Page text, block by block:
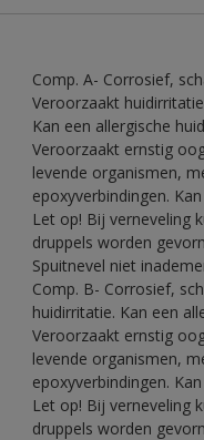
Comp. A- Corrosief,
Veroorzaakt
Kan een allergische
Veroorzaakt ernstig
levende organismen,
epoxyverbindingen.
Let op! Bij verneveling
druppels worden
Spuitnevel niet
Comp. B- Corrosief,
huidirritatie. Kan een
Veroorzaakt ernstig
levende organismen,
epoxyverbindingen.
Let op! Bij verneveling
druppels worden